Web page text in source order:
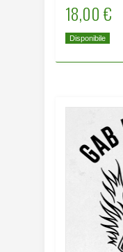
18,00 €
Disponibile